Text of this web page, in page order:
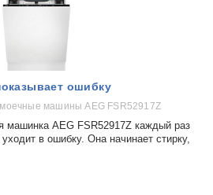
ошибку
машины AEG FSR52917Z
машинка AEG FSR52917Z каждый раз
в ошибку. Она начинает стирку,